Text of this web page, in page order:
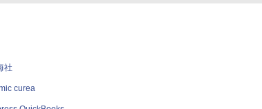
社
curea